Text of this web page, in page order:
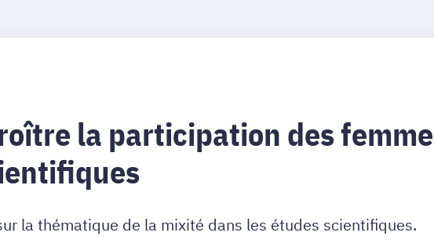
la participation des
la thématique de la mixité dans les études scientifiques.